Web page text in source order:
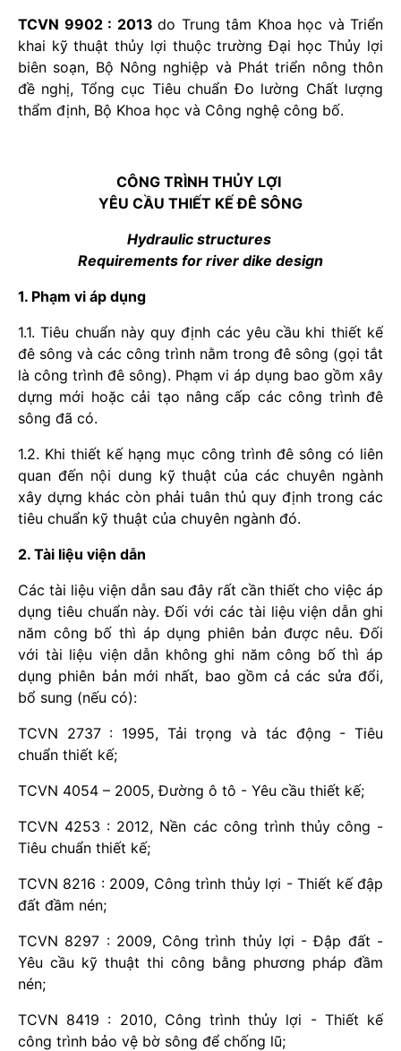
TCVN 9902 : 2013 do Trung tâm Khoa học và Triển
khai kỹ thuật thủy lợi thuộc trường Đại học Thủy lợi
biên soạn, Bộ Nông nghiệp và Phát triển nông thôn
đề nghị, Tổng cục Tiêu chuẩn Đo lường Chất lượng
thẩm định, Bộ Khoa học và Công nghệ công bố.
CÔNG TRÌNH THỦY LỢI
YÊU CẦU THIẾT KẾ ĐÊ SÔNG
Hydraulic structures
Requirements for river dike design
1. Phạm vi áp dụng
1.1. Tiêu chuẩn này quy định các yêu cầu khi thiết kế
đê sông và các công trình nằm trong đê sông (gọi tắt
là công trình đê sông). Phạm vi áp dụng bao gồm xây
dựng mới hoặc cải tạo nâng cấp các công trình đê
sông đã có.
1.2. Khi thiết kế hạng mục công trình đê sông có liên
quan đến nội dung kỹ thuật của các chuyên ngành
xây dựng khác còn phải tuân thủ quy định trong các
tiêu chuẩn kỹ thuật của chuyên ngành đó.
2. Tài liệu viện dẫn
Các tài liệu viện dẫn sau đây rất cần thiết cho việc áp
dụng tiêu chuẩn này. Đối với các tài liệu viện dẫn ghi
năm công bố thì áp dụng phiên bản được nêu. Đối
với tài liệu viện dẫn không ghi năm công bố thì áp
dụng phiên bản mới nhất, bao gồm cả các sửa đổi,
bổ sung (nếu có):
TCVN 2737 : 1995, Tải trọng và tác động - Tiêu
chuẩn thiết kế;
TCVN 4054 – 2005, Đường ô tô - Yêu cầu thiết kế;
TCVN 4253 : 2012, Nền các công trình thủy công -
Tiêu chuẩn thiết kế;
TCVN 8216 : 2009, Công trình thủy lợi - Thiết kế đập
đất đầm nén;
TCVN 8297 : 2009, Công trình thủy lợi - Đập đất -
Yêu cầu kỹ thuật thi công bằng phương pháp đầm
nén;
TCVN 8419 : 2010, Công trình thủy lợi - Thiết kế
công trình bảo vệ bờ sông để chống lũ;